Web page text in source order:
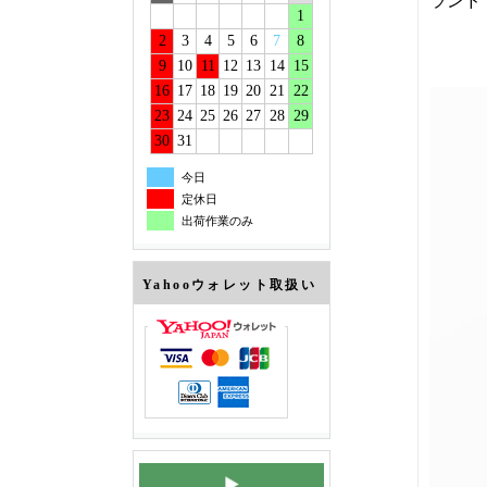
1
2
3 4 5 6 7
8
9
10 11 12 13 14
15
16 17 18 19 20 21 22
23 24 25 26 27 28 29
30 31
今日
定休日
出荷作業のみ
Yahooウォレット取扱い